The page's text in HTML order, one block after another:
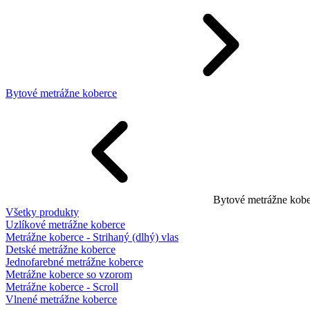
Bytové metrážne koberce
Bytové metrážne
Všetky produkty
Uzlíkové metrážne koberce
Metrážne koberce - Strihaný (dlhý) vlas
Detské metrážne koberce
Jednofarebné metrážne koberce
Metrážne koberce so vzorom
Metrážne koberce - Scroll
Vlnené metrážne koberce